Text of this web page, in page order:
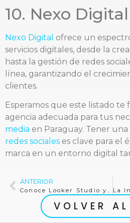
10. Nexo Digital
Nexo Digital ofrece un
servicios digitales, desde la
hasta la gestión de redes
línea, garantizando el
clientes.
Esperamos que este listado te
agencia adecuada para tus
media en Paraguay. Tener
redes sociales es clave para el
marca en un entorno digital
ANTERIOR
Conoce Looker Studio y su integración con Google Analytics
VOLVER